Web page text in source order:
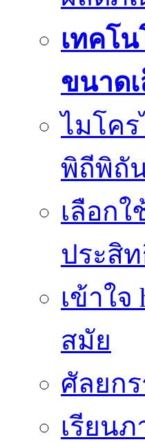
เทคโ
ขนาด
ไมโค
พิถีพิถั
เลือกใ
ประสิ
เข้าใ
สมัย
ศัลยก
เรียน